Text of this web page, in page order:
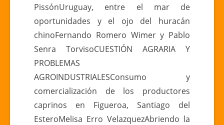
PissónUruguay, entre el mar de
oportunidades y el ojo del huracán
chinoFernando Romero Wimer y Pablo
Senra TorvisoCUESTIÓN AGRARIA Y
PROBLEMAS
AGROINDUSTRIALESConsumo y
comercialización de los productores
caprinos en Figueroa, Santiago del
EsteroMelisa Erro VelazquezAbriendo la